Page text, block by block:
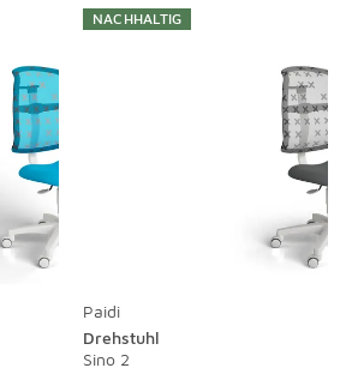
NACHHALTIG
Paidi
Drehstuhl
Sino 2